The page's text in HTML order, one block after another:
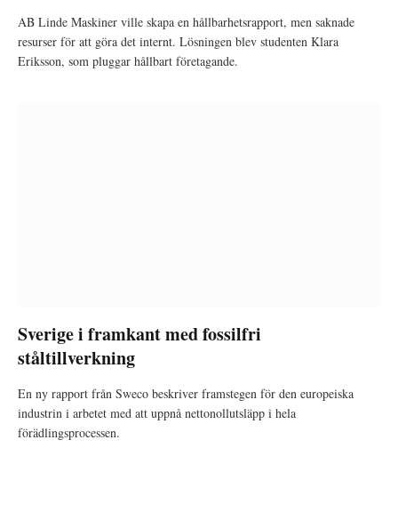
AB Linde Maskiner ville skapa en hållbarhetsrapport, men saknade
resurser för att göra det internt. Lösningen blev studenten Klara
Eriksson, som pluggar hållbart företagande.
Sverige i framkant med fossilfri
ståltillverkning
En ny rapport från Sweco beskriver framstegen för den europeiska
industrin i arbetet med att uppnå nettonollutsläpp i hela
förädlingsprocessen.